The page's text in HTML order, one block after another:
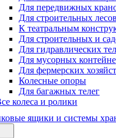
Для передвижных
Для строительных лесов
К театральным
Для строительных и
Для гидравлических
Для мусорных
Для фермерских
Колесные опоры
Для багажных телег
колеса и ролики
ящики и системы